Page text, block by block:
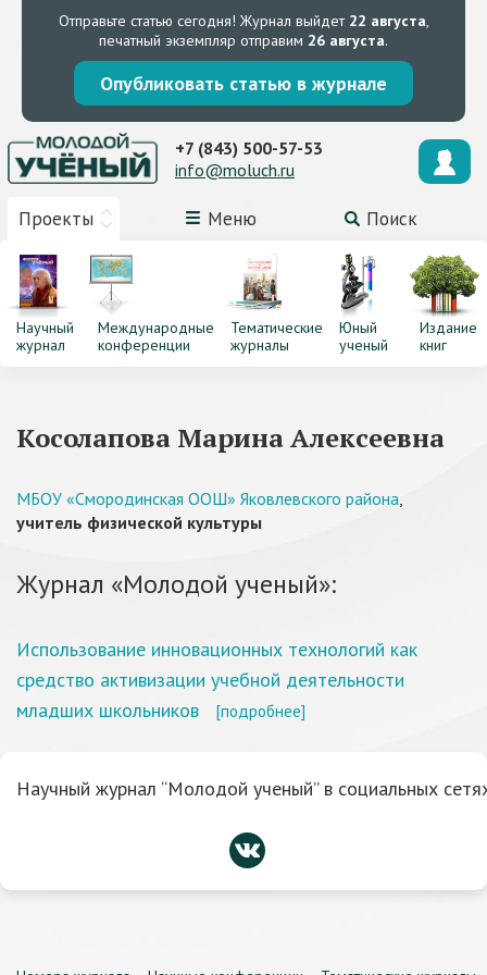
Отправьте статью сегодня! Журнал выйдет 22 августа,
печатный экземпляр отправим 26 августа.
Опубликовать статью в журнале
Проекты Меню Поиск
+7 (843) 500-57-53
info@moluch.ru
Научный
журнал
Международные
конференции
Тематические
журналы
Юный
ученый
Издание
книг
Косолапова Марина Алексеевна
МБОУ «Смородинская ООШ» Яковлевского района,
учитель физической культуры
Журнал «Молодой ученый»:
Использование инновационных технологий как
средство активизации учебной деятельности
младших школьников
[подробнее]
Научный журнал “Молодой ученый” в социальных